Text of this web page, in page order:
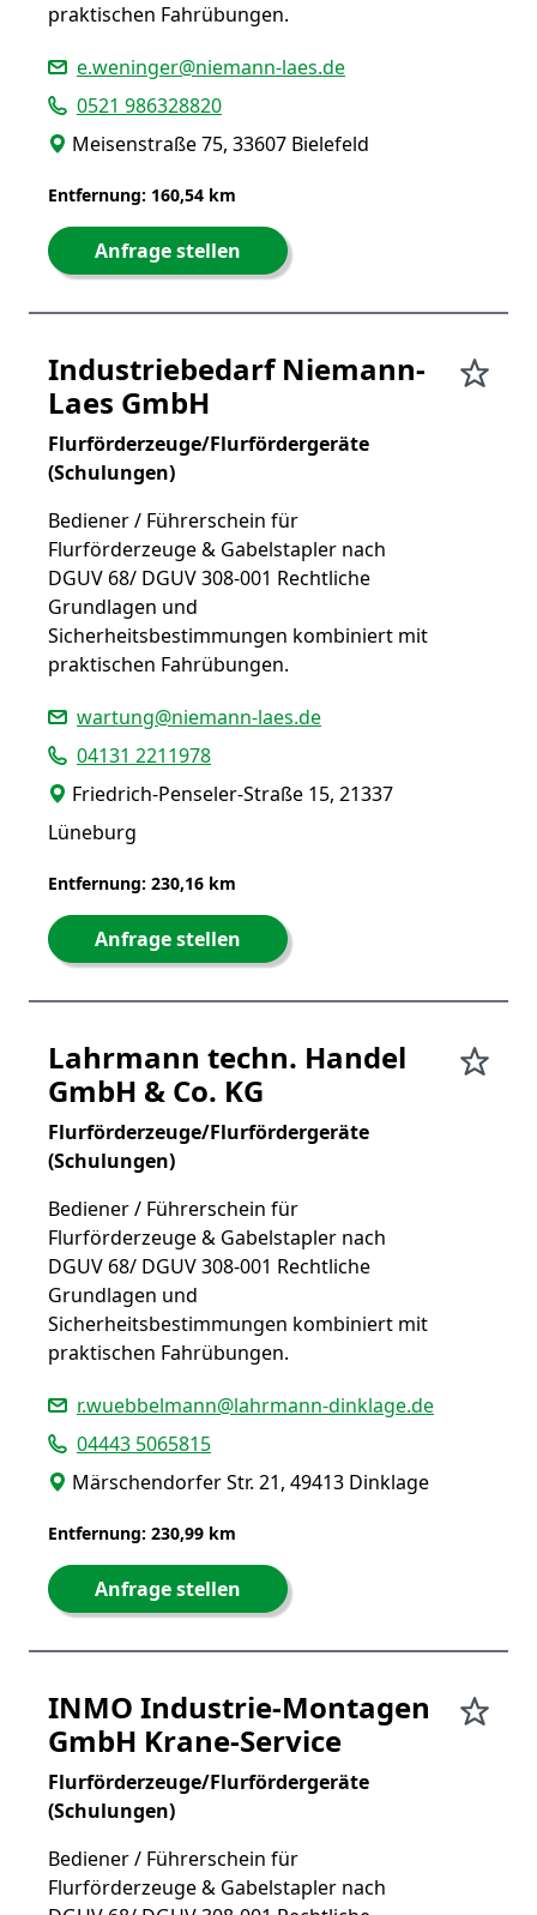
praktischen Fahrübungen.
e.weninger@niemann-laes.de
0521 986328820
Meisenstraße 75, 33607 Bielefeld
Entfernung: 160,54 km
Anfrage stellen
Industriebedarf Niemann-
Laes GmbH
Flurförderzeuge/Flurfördergeräte
(Schulungen)
Bediener / Führerschein für
Flurförderzeuge & Gabelstapler nach
DGUV 68/ DGUV 308-001 Rechtliche
Grundlagen und
Sicherheitsbestimmungen kombiniert mit
praktischen Fahrübungen.
wartung@niemann-laes.de
04131 2211978
Friedrich-Penseler-Straße 15, 21337
Lüneburg
Entfernung: 230,16 km
Anfrage stellen
Lahrmann techn. Handel
GmbH & Co. KG
Flurförderzeuge/Flurfördergeräte
(Schulungen)
Bediener / Führerschein für
Flurförderzeuge & Gabelstapler nach
DGUV 68/ DGUV 308-001 Rechtliche
Grundlagen und
Sicherheitsbestimmungen kombiniert mit
praktischen Fahrübungen.
r.wuebbelmann@lahrmann-dinklage.de
04443 5065815
Märschendorfer Str. 21, 49413 Dinklage
Entfernung: 230,99 km
Anfrage stellen
INMO Industrie-Montagen
GmbH Krane-Service
Flurförderzeuge/Flurfördergeräte
(Schulungen)
Bediener / Führerschein für
Flurförderzeuge & Gabelstapler nach